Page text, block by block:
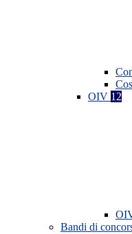
OIV 12
Bandi di